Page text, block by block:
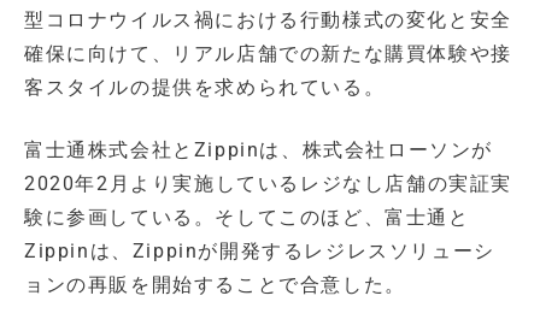
型コロナウイルス禍における行動様式の変化と安全
確保に向けて、リアル店舗での新たな購買体験や接
客スタイルの提供を求められている。
富士通株式会社とZippinは、株式会社ローソンが
2020年2月より実施しているレジなし店舗の実証実
験に参画している。そしてこのほど、富士通と
Zippinは、Zippinが開発するレジレスソリューシ
ョンの再販を開始することで合意した。